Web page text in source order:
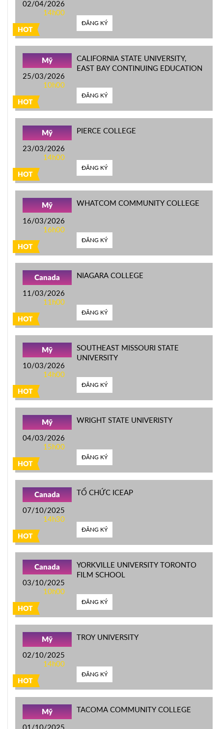
HOT
02/04/2026
14h00
ĐĂNG KÝ
HOT
Mỹ
25/03/2026
10h00
CALIFORNIA STATE UNIVERSITY,
EAST BAY CONTINUING EDUCATION
ĐĂNG KÝ
HOT
Mỹ
23/03/2026
14h00
PIERCE COLLEGE
ĐĂNG KÝ
HOT
Mỹ
16/03/2026
16h00
WHATCOM COMMUNITY COLLEGE
ĐĂNG KÝ
HOT
Canada
11/03/2026
11h00
NIAGARA COLLEGE
ĐĂNG KÝ
HOT
Mỹ
10/03/2026
14h00
SOUTHEAST MISSOURI STATE
UNIVERSITY
ĐĂNG KÝ
HOT
Mỹ
04/03/2026
15h00
WRIGHT STATE UNIVERISTY
ĐĂNG KÝ
HOT
Canada
07/10/2025
14h30
TỔ CHỨC ICEAP
ĐĂNG KÝ
HOT
Canada
03/10/2025
10h00
YORKVILLE UNIVERSITY TORONTO
FILM SCHOOL
ĐĂNG KÝ
HOT
Mỹ
02/10/2025
14h00
TROY UNIVERSITY
ĐĂNG KÝ
Mỹ
01/10/2025
TACOMA COMMUNITY COLLEGE